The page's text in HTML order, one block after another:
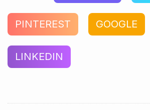
PINTEREST GOOGLE
LINKEDIN